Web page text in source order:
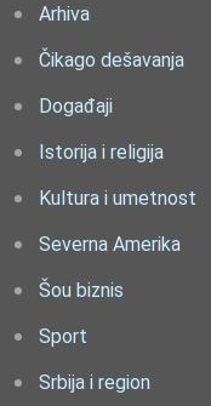
Arhiva
Čikago dešavanja
Događaji
Istorija i religija
Kultura i umetnost
Severna Amerika
Šou biznis
Sport
Srbija i region